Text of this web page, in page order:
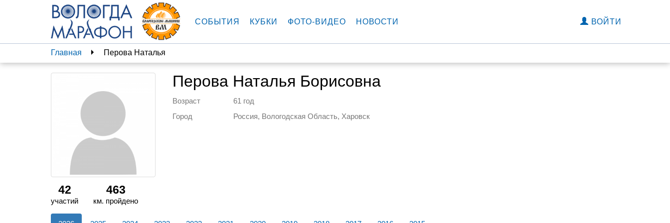
СОБЫТИЯ КУБКИ ФОТО-ВИДЕО НОВОСТИ ВОЙТИ
Главная Перова Наталья
Перова Наталья Борисовна
Возраст
61 год
Город
Россия, Вологодская Область, Харовск
42
участий
463
км. пройдено